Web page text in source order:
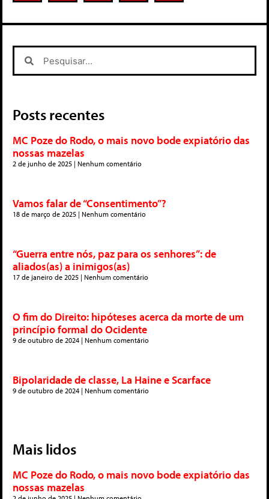
Posts recentes
MC Poze do Rodo, o mais novo bode expiatório das
nossas mazelas
2 de junho de 2025 Nenhum comentário
Vamos falar de “Consentimento”?
18 de março de 2025 Nenhum comentário
“Guerra entre nós, paz para os senhores”: de
aliados(as) a inimigos(as)
17 de janeiro de 2025 Nenhum comentário
O fim do Direito: hipóteses acerca da morte de um
princípio formal do Ocidente
9 de outubro de 2024 Nenhum comentário
Bipolaridade de classe, La Haine e Scarface
9 de outubro de 2024 Nenhum comentário
Mais lidos
MC Poze do Rodo, o mais novo bode expiatório das
nossas mazelas